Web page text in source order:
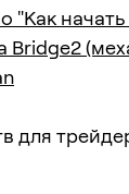
начать
Bridge2
для